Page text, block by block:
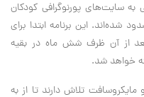
سایت‌های پورنوگرافی کودکان
شده‌اند. این برنامه ابتدا برای
از آن ظرف شش ماه در بقیه
تلاش دارند تا از به